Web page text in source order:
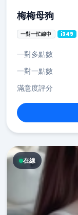
梅梅母狗
一對一忙線中 i349
一對多點數
一對一點數
滿意度評分
在線